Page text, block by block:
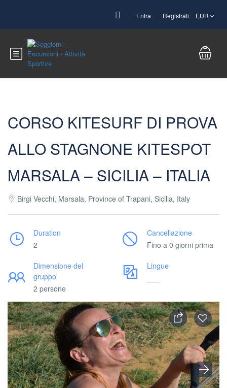
Entra Registrati EUR
CORSO KITESURF DI PROVA
ALLO STAGNONE KITESPOT
MARSALA – SICILIA – ITALIA
Birgi Vecchi, Marsala, Province of Trapani, Sicilia, Italy
Duration
2
Cancellazione
Fino a 0 giorni prima
Dimensione del
gruppo
2 persone
Lingue